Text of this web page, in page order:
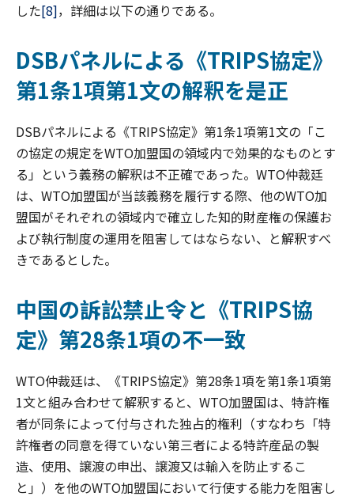
した[8]，詳細は以下の通りである。
DSBパネルによる《TRIPS協定》
第1条1項第1文の解釈を是正
DSBパネルによる《TRIPS協定》第1条1項第1文の「こ
の協定の規定をWTO加盟国の領域内で効果的なものとす
る」という義務の解釈は不正確であった。WTO仲裁廷
は、WTO加盟国が当該義務を履行する際、他のWTO加
盟国がそれぞれの領域内で確立した知的財産権の保護お
よび執行制度の運用を阻害してはならない、と解釈すべ
きであるとした。
中国の訴訟禁止令と《TRIPS協
定》第28条1項の不一致
WTO仲裁廷は、《TRIPS協定》第28条1項を第1条1項第
1文と組み合わせて解釈すると、WTO加盟国は、特許権
者が同条によって付与された独占的権利（すなわち「特
許権者の同意を得ていない第三者による特許産品の製
造、使用、譲渡の申出、譲渡又は輸入を防止するこ
と」）を他のWTO加盟国において行使する能力を阻害し